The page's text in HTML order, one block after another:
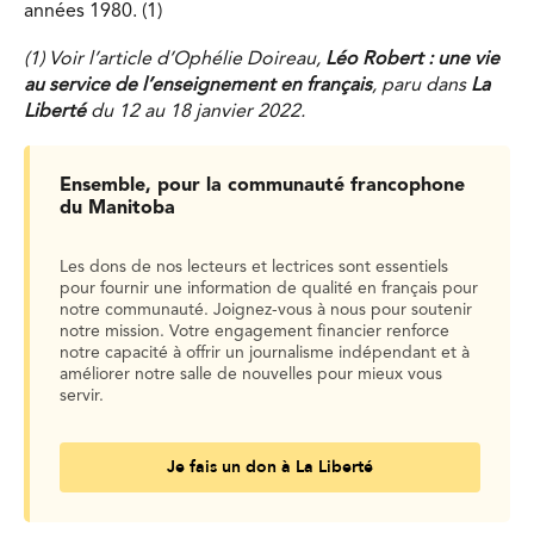
années 1980. (1)
(1) Voir l’article d’Ophélie Doireau, Léo Robert : une vie
au service de l’enseignement en français, paru dans La
Libertédu 12 au 18 janvier 2022.
Ensemble, pour la communauté francophone
du Manitoba
Les dons de nos lecteurs et lectrices sont essentiels
pour fournir une information de qualité en français pour
notre communauté. Joignez-vous à nous pour soutenir
notre mission. Votre engagement financier renforce
notre capacité à offrir un journalisme indépendant et à
améliorer notre salle de nouvelles pour mieux vous
servir.
Je fais un don à La Liberté